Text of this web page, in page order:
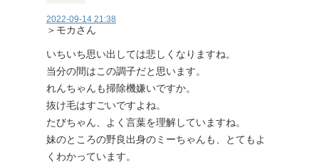
2022-09-14 21:38
＞モカさん
いちいち思い出しては悲しくなりますね。
当分の間はこの調子だと思います。
れんちゃんも掃除機嫌いですか。
抜け毛はすごいですよね。
たびちゃん、よく言葉を理解していますね。
妹のところの野良出身のミーちゃんも、とてもよ
くわかっています。